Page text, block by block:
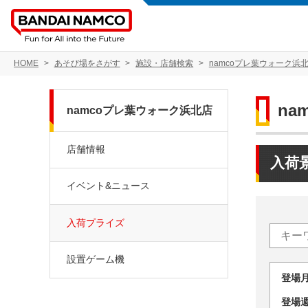
HOME あそび場をさがす 施設・店舗検索 namcoプレ葉ウォーク浜
入荷
登
登
namcoプレ葉ウォーク浜北店
店舗情報
イベント&ニュース
入荷プライズ
設置ゲーム機